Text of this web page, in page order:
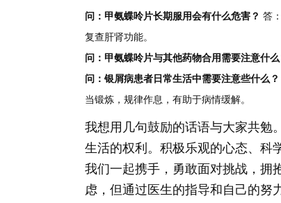
问：甲氨蝶呤片长期服用会有什么危害？ 答
复查肝肾功能。
问：甲氨蝶呤片与其他药物合用需要注意什么
问：银屑病患者日常生活中需要注意些什么？
当锻炼，规律作息，有助于病情缓解。
我想用几句鼓励的话语与大家共勉
生活的权利。积极乐观的心态、科
我们一起携手，勇敢面对挑战，拥
虑，但通过医生的指导和自己的努